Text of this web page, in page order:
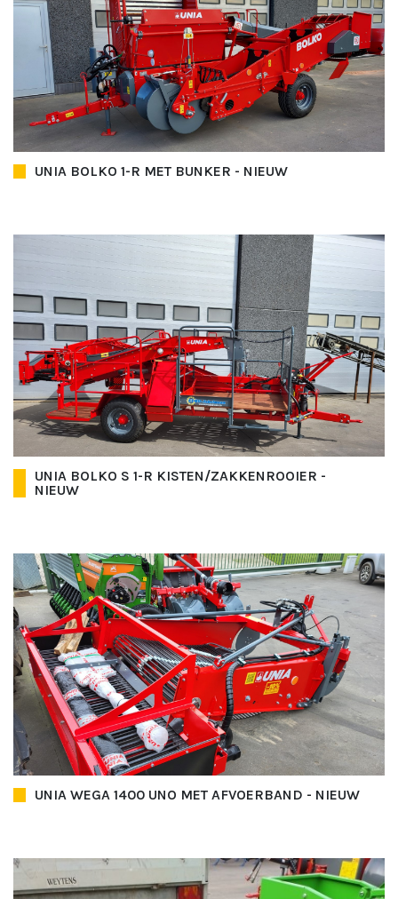
UNIA BOLKO 1-R MET BUNKER - NIEUW
UNIA BOLKO S 1-R KISTEN/ZAKKENROOIER -
NIEUW
UNIA WEGA 1400 UNO MET AFVOERBAND - NIEUW